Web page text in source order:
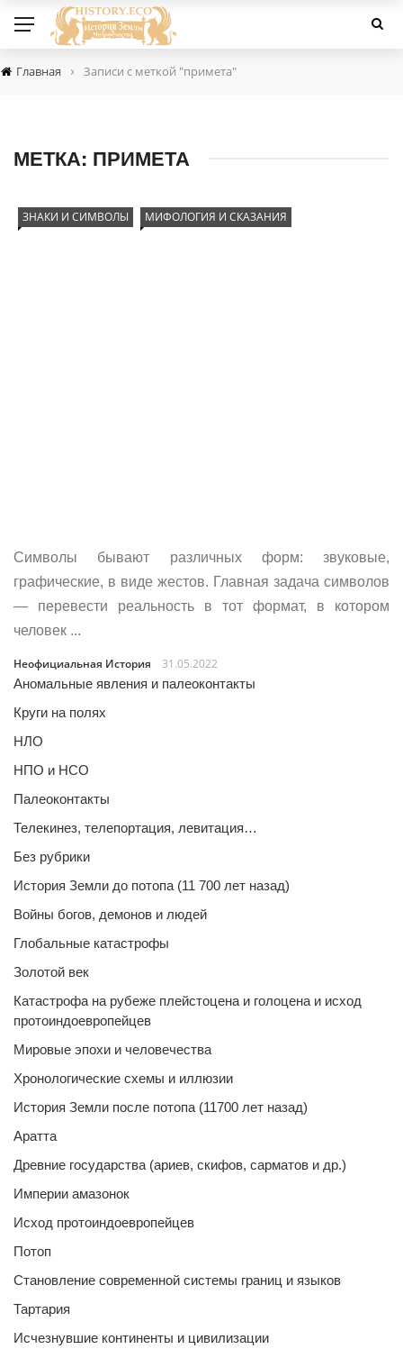
Главная › Записи с меткой "примета"
МЕТКА: ПРИМЕТА
ЗНАКИ И СИМВОЛЫ МИФОЛОГИЯ И СКАЗАНИЯ
Символы бывают различных форм: звуковые,
графические, в виде жестов. Главная задача символов
— перевести реальность в тот формат, в котором
человек ...
Неофициальная История
31.05.2022
Аномальные явления и палеоконтакты
Круги на полях
НЛО
НПО и НСО
Палеоконтакты
Телекинез, телепортация, левитация…
Без рубрики
История Земли до потопа (11 700 лет назад)
Войны богов, демонов и людей
Глобальные катастрофы
Золотой век
Катастрофа на рубеже плейстоцена и голоцена и исход
протоиндоевропейцев
Мировые эпохи и человечества
Хронологические схемы и иллюзии
История Земли после потопа (11700 лет назад)
Аратта
Древние государства (ариев, скифов, сарматов и др.)
Империи амазонок
Исход протоиндоевропейцев
Потоп
Становление современной системы границ и языков
Тартария
Исчезнувшие континенты и цивилизации